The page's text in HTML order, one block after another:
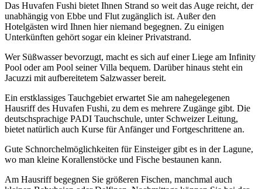
Das Huvafen Fushi bietet Ihnen Strand so weit das Auge reicht, der
unabhängig von Ebbe und Flut zugänglich ist. Außer den
Hotelgästen wird Ihnen hier niemand begegnen. Zu einigen
Unterkünften gehört sogar ein kleiner Privatstrand.
Wer Süßwasser bevorzugt, macht es sich auf einer Liege am Infinity
Pool oder am Pool seiner Villa bequem. Darüber hinaus steht ein
Jacuzzi mit aufbereitetem Salzwasser bereit.
Ein erstklassiges Tauchgebiet erwartet Sie am nahegelegenen
Hausriff des Huvafen Fushi, zu dem es mehrere Zugänge gibt. Die
deutschsprachige PADI Tauchschule, unter Schweizer Leitung,
bietet natürlich auch Kurse für Anfänger und Fortgeschrittene an.
Gute Schnorchelmöglichkeiten für Einsteiger gibt es in der Lagune,
wo man kleine Korallenstöcke und Fische bestaunen kann.
Am Hausriff begegnen Sie größeren Fischen, manchmal auch